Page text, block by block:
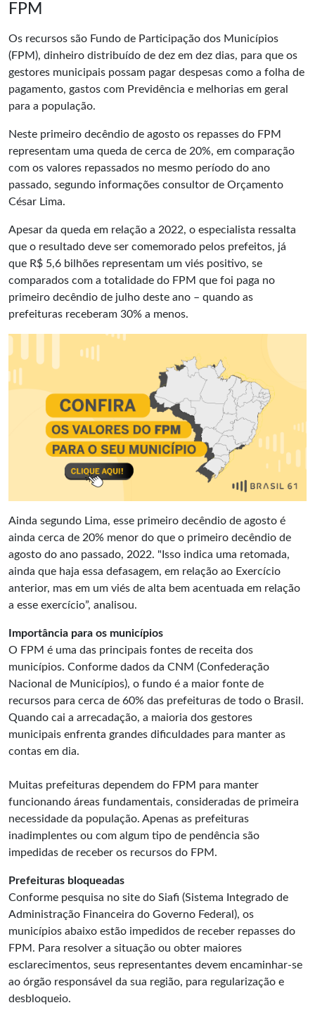
FPM
Os recursos são Fundo de Participação dos Municípios
(FPM), dinheiro distribuído de dez em dez dias, para que os
gestores municipais possam pagar despesas como a folha de
pagamento, gastos com Previdência e melhorias em geral
para a população.
Neste primeiro decêndio de agosto os repasses do FPM
representam uma queda de cerca de 20%, em comparação
com os valores repassados no mesmo período do ano
passado, segundo informações consultor de Orçamento
César Lima.
Apesar da queda em relação a 2022, o especialista ressalta
que o resultado deve ser comemorado pelos prefeitos, já
que R$ 5,6 bilhões representam um viés positivo, se
comparados com a totalidade do FPM que foi paga no
primeiro decêndio de julho deste ano – quando as
prefeituras receberam 30% a menos.
Ainda segundo Lima, esse primeiro decêndio de agosto é
ainda cerca de 20% menor do que o primeiro decêndio de
agosto do ano passado, 2022. "Isso indica uma retomada,
ainda que haja essa defasagem, em relação ao Exercício
anterior, mas em um viés de alta bem acentuada em relação
a esse exercício”, analisou.
Importância para os municípios
O FPM é uma das principais fontes de receita dos
municípios. Conforme dados da CNM (Confederação
Nacional de Municípios), o fundo é a maior fonte de
recursos para cerca de 60% das prefeituras de todo o Brasil.
Quando cai a arrecadação, a maioria dos gestores
municipais enfrenta grandes dificuldades para manter as
contas em dia.
Muitas prefeituras dependem do FPM para manter
funcionando áreas fundamentais, consideradas de primeira
necessidade da população. Apenas as prefeituras
inadimplentes ou com algum tipo de pendência são
impedidas de receber os recursos do FPM.
Prefeituras bloqueadas
Conforme pesquisa no site do Siafi (Sistema Integrado de
Administração Financeira do Governo Federal), os
municípios abaixo estão impedidos de receber repasses do
FPM. Para resolver a situação ou obter maiores
esclarecimentos, seus representantes devem encaminhar-se
ao órgão responsável da sua região, para regularização e
desbloqueio.